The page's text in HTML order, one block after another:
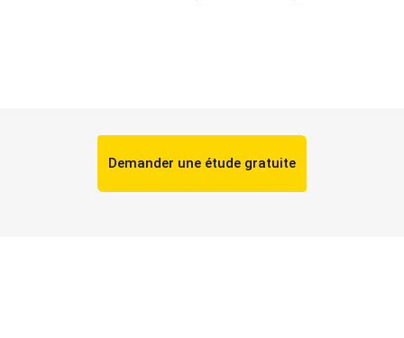
Demander une étude gratuite